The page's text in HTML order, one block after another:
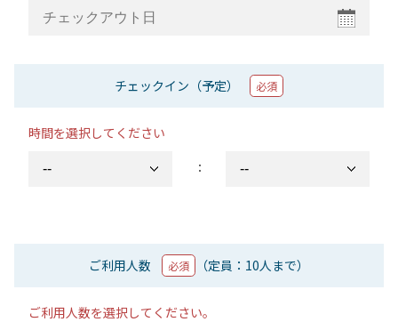
チェックイン（予定） 必須
時間を選択してください
：
ご利用人数 必須 （定員：10人まで）
ご利用人数を選択してください。